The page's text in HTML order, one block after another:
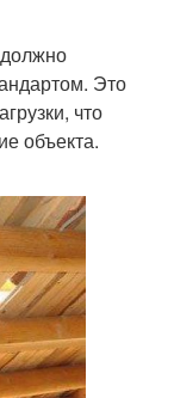
Это
что
объекта.